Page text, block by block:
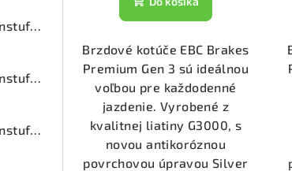
Predné brzdové platne Greenstuff 2000 (DP21723)
Predné brzdové platne Greenstuff 2000 (DP21031/2)
Predné brzdové platne Greenstuff 2000 (DP2753/2)
Brzdové kotúče EBC Brakes
Premium Gen 3 sú ideálnou
voľbou pre každodenné
jazdenie. Vyrobené z
kvalitnej liatiny G3000, s
novou antikoróznou
povrchovou úpravou Silver